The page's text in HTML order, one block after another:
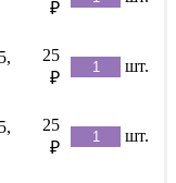
₽
25
₽
шт.
25
₽
шт.